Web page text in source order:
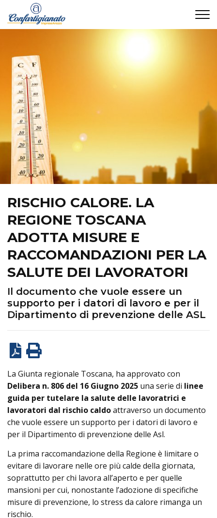
RISCHIO CALORE. LA
REGIONE TOSCANA
ADOTTA MISURE E
RACCOMANDAZIONI PER LA
SALUTE DEI LAVORATORI
Il documento che vuole essere un
supporto per i datori di lavoro e per il
Dipartimento di prevenzione delle ASL
La Giunta regionale Toscana, ha approvato con
Delibera n. 806 del 16 Giugno 2025 una serie di linee
guida per tutelare la salute delle lavoratrici e
lavoratori dal rischio caldoattraverso un documento
che vuole essere un supporto per i datori di lavoro e
per il Dipartimento di prevenzione delle Asl.
La prima raccomandazione della Regione è limitare o
evitare di lavorare nelle ore più calde della giornata,
soprattutto per chi lavora all’aperto e per quelle
mansioni per cui, nonostante l’adozione di specifiche
misure di prevenzione, lo stress da calore rimanga un
rischio.